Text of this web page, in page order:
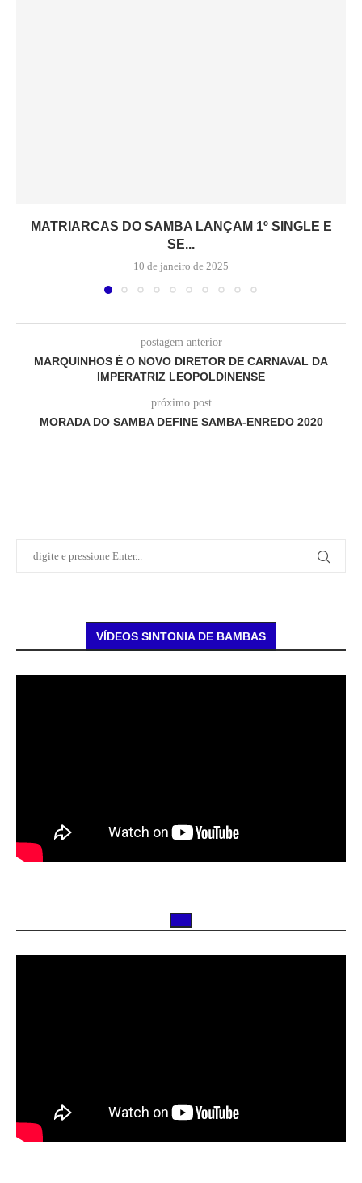
MATRIARCAS DO SAMBA LANÇAM 1º SINGLE E
SE...
10 de janeiro de 2025
postagem anterior
MARQUINHOS É O NOVO DIRETOR DE CARNAVAL DA
IMPERATRIZ LEOPOLDINENSE
próximo post
MORADA DO SAMBA DEFINE SAMBA-ENREDO 2020
VÍDEOS SINTONIA DE BAMBAS